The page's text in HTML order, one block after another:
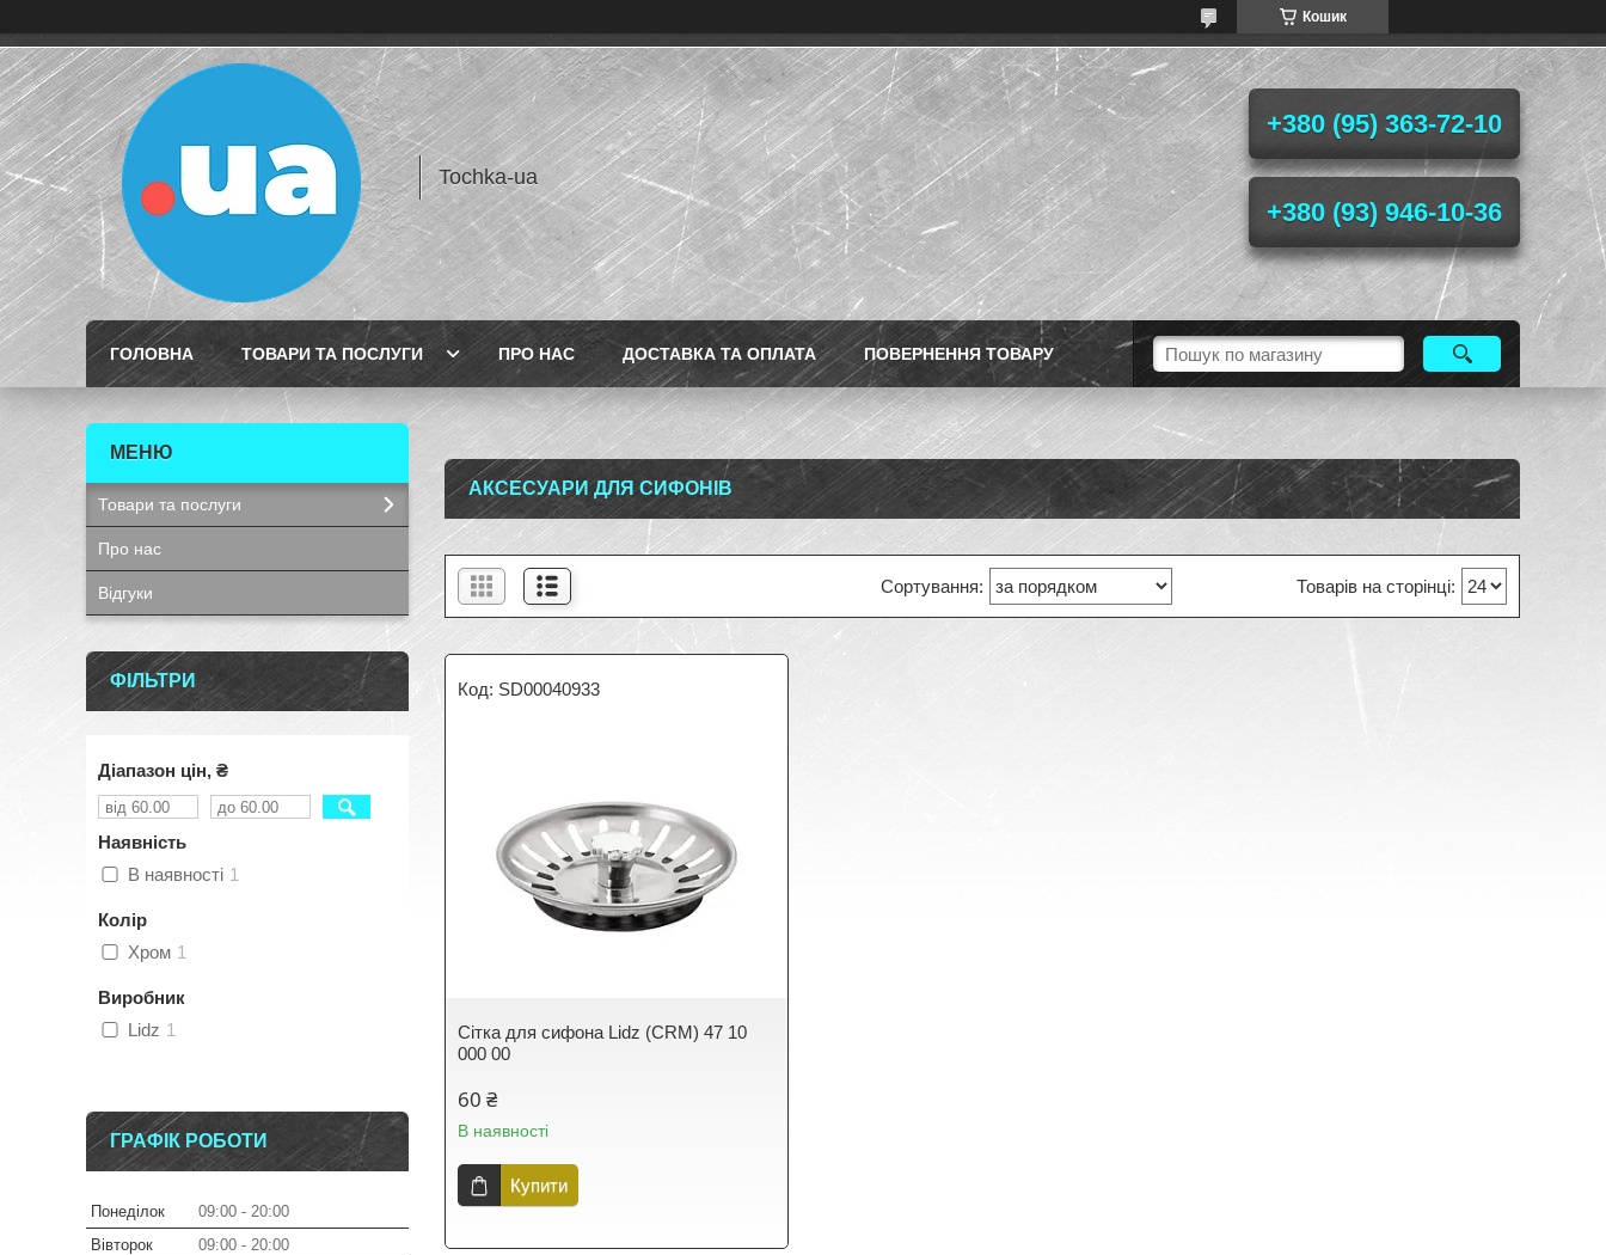
Кошик
Tochka-ua
+380 (95) 363-72-10
+380 (93) 946-10-36
ГОЛОВНА ТОВАРИ ТА ПОСЛУГИ ПРО НАС ДОСТАВКА ТА ОПЛАТА ПОВЕРНЕННЯ ТОВАРУ
АКСЕСУАРИ ДЛЯ СИФОНІВ
SD00040933
Сітка для сифона Lidz (CRM) 47 10
000 00
60 ₴
В наявності
Купити
Товари та послуги
Про нас
Відгуки
ФІЛЬТРИ
Діапазон цін, ₴
Наявність
В наявності 1
Колір
Хром 1
Виробник
Lidz 1
ГРАФІК РОБОТИ
Понеділок 09:00
20:00
Вівторок
09:00
20:00